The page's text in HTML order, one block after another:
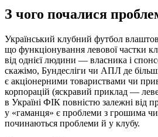
З чого почалися
Український клубний футбол
що функціонування левової частки
від однієї людини — власника і
скажімо, Бундесліги чи АПЛ де
є акціонерними товариствами чи
корпорацій (яскравий приклад —
в Україні ФІК повністю залежні від
у «гаманця» є проблеми з грошима
починаються проблеми й у клубу.